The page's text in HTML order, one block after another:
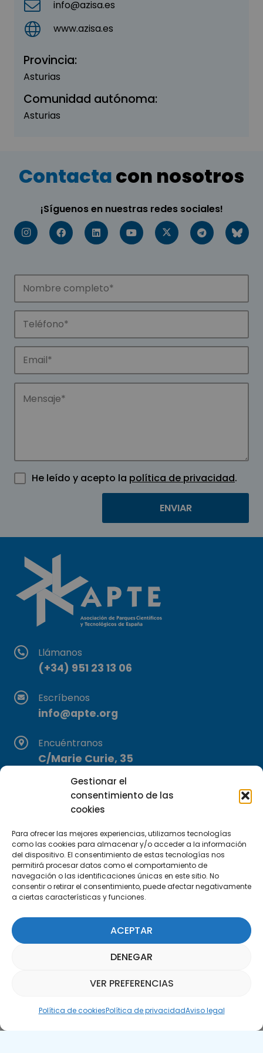
Gestionar el
consentimiento de las
cookies
Para ofrecer las mejores experiencias, utilizamos tecnologías
como las cookies para almacenar y/o acceder a la información
del dispositivo. El consentimiento de estas tecnologías nos
permitirá procesar datos como el comportamiento de
navegación o las identificaciones únicas en este sitio. No
consentir o retirar el consentimiento, puede afectar negativamente
a ciertas características y funciones.
ACEPTAR
DENEGAR
VER PREFERENCIAS
Política de cookiesPolítica de privacidadAviso legal
info@azisa.es
www.azisa.es
Provincia:
Asturias
Comunidad autónoma:
Asturias
Contactacon nosotros
¡Síguenos en nuestras redes sociales!
He leído y acepto la política de privacidad.
Llámanos
(+34) 951 23 13 06
Escríbenos
info@apte.org
Encuéntranos
C/Marie Curie, 35
29590 Campanillas, Málaga
Suscríbete a nuestra Newsletter
SUSCRÍBETE AQUÍ